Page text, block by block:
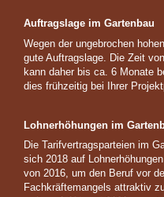
Auftragslage im Gartenbau
Wegen der ungebrochen
gute Auftragslage. Die Zeit
kann daher bis ca. 6 Monate
dies frühzeitig bei Ihrer
Lohnerhöhungen im
Die Tarifvertragsparteien im
sich 2018 auf
von 2016, um den Beruf vor
Fachkräftemangels attraktiv